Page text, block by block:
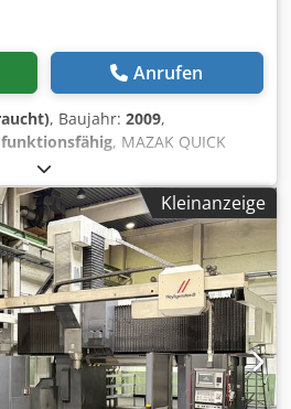
Anrufen
, Baujahr: 2009,
, MAZAK QUICK
Max. Bearbeitungsdurchmesser:
400 mm Max.
Max. Spindeldrehzahl: 6.000
42 mm Chodey S A
ausgestattet mit: - CNC-
- KITAGAWA Dreibackenfutter
Dreibackenfutter B-
Eye - C-Achse - Y-Achse -
- autom. Teilefänger -
- 8 St. feststehende
Werkzeughalter
Kleinanzeige